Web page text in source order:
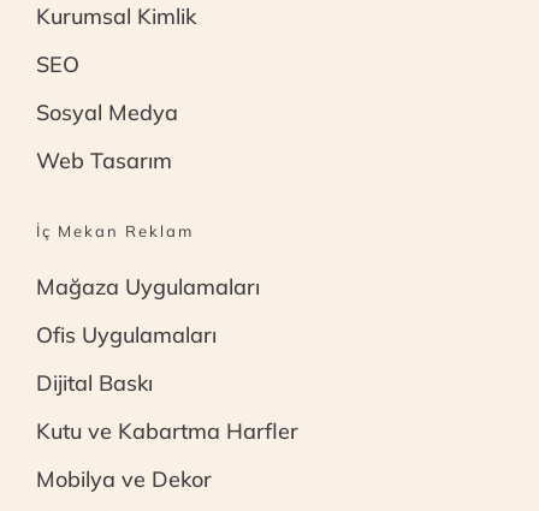
Kurumsal Kimlik
SEO
Sosyal Medya
Web Tasarım
İç Mekan Reklam
Mağaza Uygulamaları
Ofis Uygulamaları
Dijital Baskı
Kutu ve Kabartma Harfler
Mobilya ve Dekor